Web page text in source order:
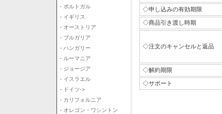
- ポルトガル
- イギリス
- オーストリア
- ブルガリア
- ハンガリー
- ルーマニア
- ジョージア
- イスラエル
- ドイツ->
- カリフォルニア
- オレゴン・ワシントン
◇申し込みの有効期限
◇商品引き渡し時期
◇注文のキャンセルと返品
◇解約期限
◇サポート